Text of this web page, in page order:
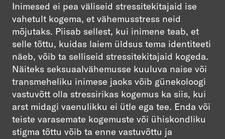
Inimesed ei pea väliseid stressitekitajaid ise
vahetult kogema, et vähemusstress neid
mõjutaks. Piisab sellest, kui inimene teab, et
selle tõttu, kuidas laiem üldsus tema identiteeti
näeb, võib ta selliseid stressitekitajaid kogeda.
Näiteks seksuaalvähemusse kuuluva naise või
transmeheliku inimese jaoks võib günekoloogi
vastuvõtt olla stressirikas kogemus ka siis, kui
arst midagi vaenulikku ei ütle ega tee. Enda või
teiste varasemate kogemuste või ühiskondliku
stigma tõttu võib ta enne vastuvõttu ja